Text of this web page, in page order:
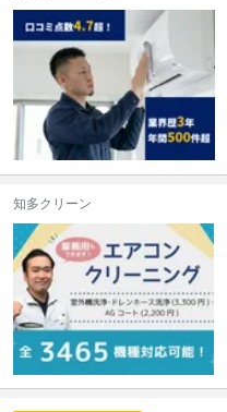
知多クリーン